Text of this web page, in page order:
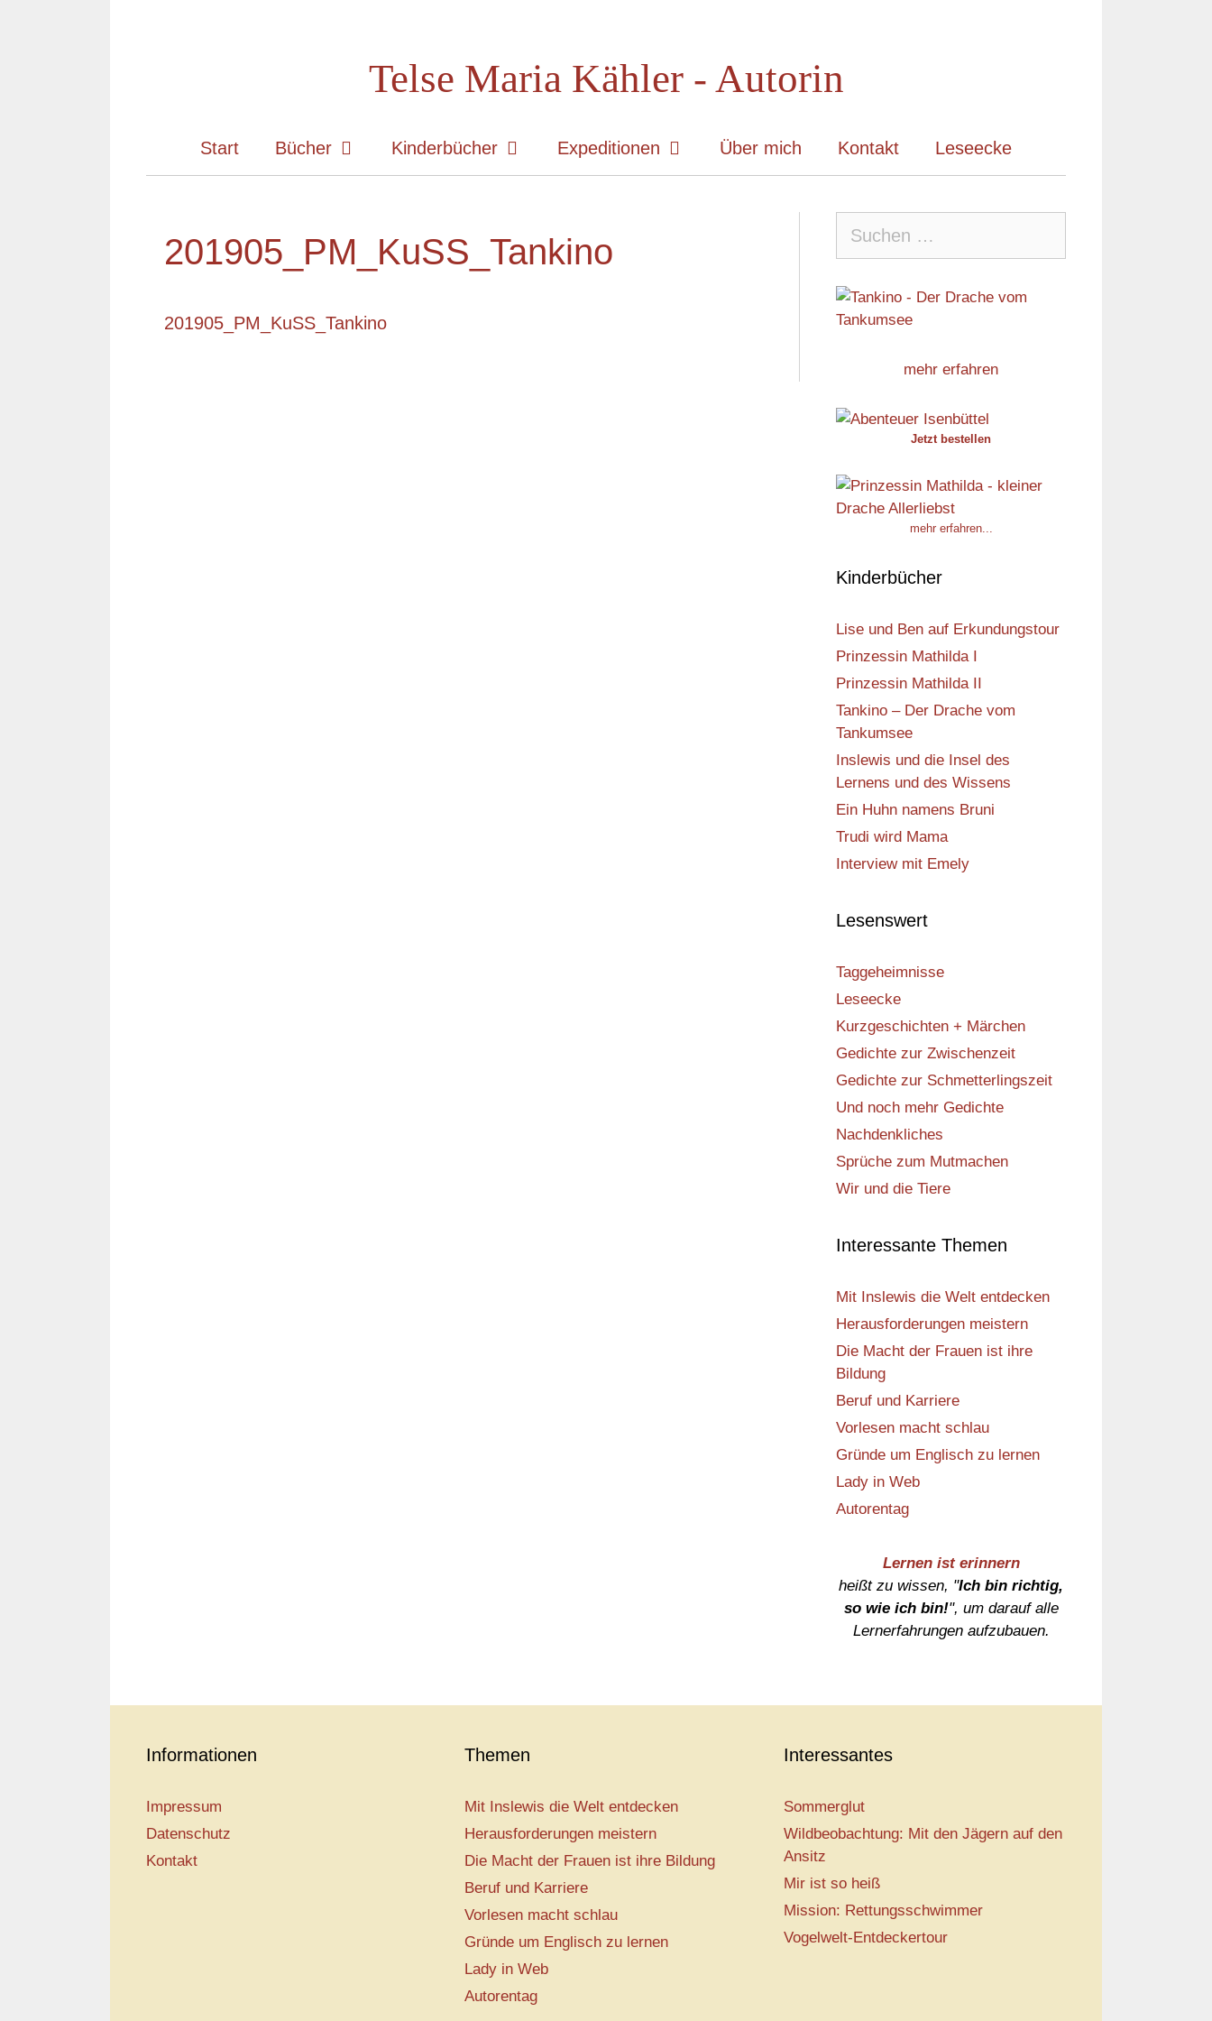
Telse Maria Kähler - Autorin
Start Bücher Kinderbücher Expeditionen Über mich Kontakt Leseecke
201905_PM_KuSS_Tankino
201905_PM_KuSS_Tankino
nach:
mehr erfahren
Jetzt bestellen
mehr erfahren...
Kinderbücher
Lise und Ben auf Erkundungstour
Prinzessin Mathilda I
Prinzessin Mathilda II
Tankino – Der Drache vom
Tankumsee
Inslewis und die Insel des
Lernens und des Wissens
Ein Huhn namens Bruni
Trudi wird Mama
Interview mit Emely
Lesenswert
Taggeheimnisse
Leseecke
Kurzgeschichten + Märchen
Gedichte zur Zwischenzeit
Gedichte zur Schmetterlingszeit
Und noch mehr Gedichte
Nachdenkliches
Sprüche zum Mutmachen
Wir und die Tiere
Interessante Themen
Mit Inslewis die Welt entdecken
Herausforderungen meistern
Die Macht der Frauen ist ihre
Bildung
Beruf und Karriere
Vorlesen macht schlau
Gründe um Englisch zu lernen
Lady in Web
Autorentag
Lernen ist erinnern
heißt zu wissen, "Ich bin richtig,
so wie ich bin!", um darauf alle
Lernerfahrungen aufzubauen.
Informationen
Impressum
Datenschutz
Kontakt
Themen
Mit Inslewis die Welt entdecken
Herausforderungen meistern
Die Macht der Frauen ist ihre Bildung
Beruf und Karriere
Vorlesen macht schlau
Gründe um Englisch zu lernen
Lady in Web
Autorentag
Interessantes
Sommerglut
Wildbeobachtung: Mit den Jägern auf den
Ansitz
Mir ist so heiß
Mission: Rettungsschwimmer
Vogelwelt-Entdeckertour